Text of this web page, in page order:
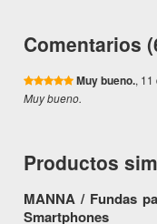
Comentarios
Muy bueno.,
Muy bueno.
Productos
MANNA / Fundas
Smartphones